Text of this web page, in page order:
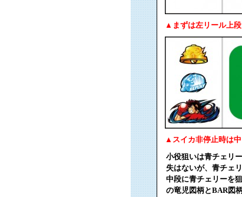
▲まずは左リール上
▲スイカ非停止時は
小役狙いは青チェリ
失はないが、青チェ
中段に青チェリーを
の竜児図柄とBAR図